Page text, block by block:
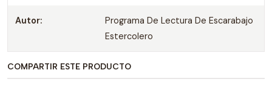
Autor:
Programa De Lectura De Escarabajo
Estercolero
COMPARTIR ESTE PRODUCTO